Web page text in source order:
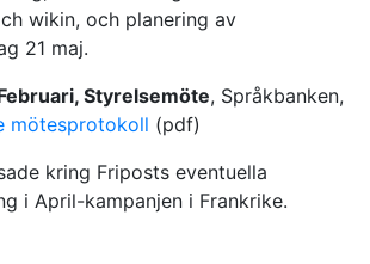
wikin, och planering av
21 maj.
Styrelsemöte, Språkbanken,
mötesprotokoll (pdf)
kring Friposts eventuella
i April-kampanjen i Frankrike.